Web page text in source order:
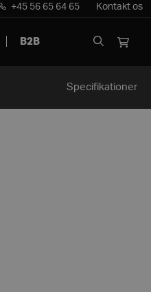
+45 56 65 64 65 Kontakt os
B2B
Specifikationer